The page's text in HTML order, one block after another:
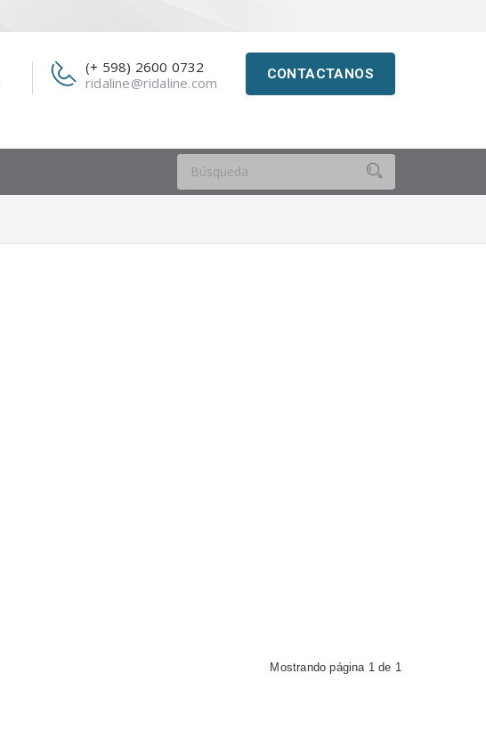
CONTACTANOS
(+ 598) 2600 0732
ridaline@ridaline.com
Mostrando página 1 de 1